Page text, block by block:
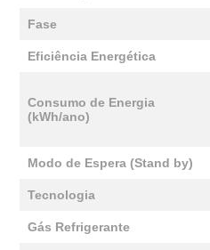
Fase
Eficiência Energética
Consumo de Energia
(kWh/ano)
Modo de Espera (Stand by)
Tecnologia
Gás Refrigerante